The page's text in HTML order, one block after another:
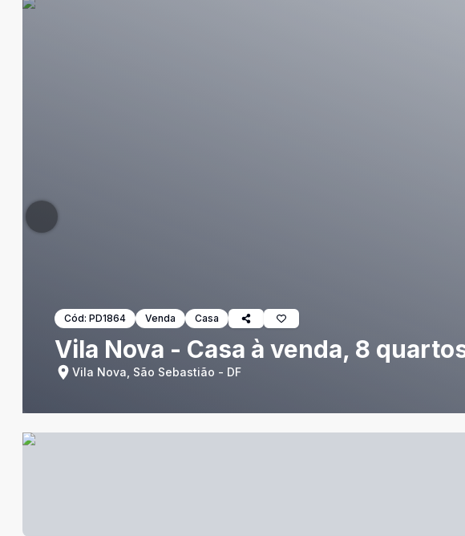
Cód: PD1864 Venda Casa
Vila Nova - Casa à venda, 8
Vila Nova, São Sebastião - DF